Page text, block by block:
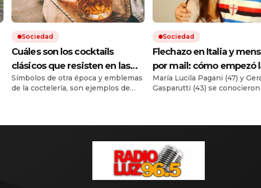
Sociedad
Cuáles son los cocktails
clásicos que resisten en las
barras
Símbolos de otra época y emblemas
de la coctelería, son ejemplos de
Sociedad
Flechazo en Italia y
por mail: cómo empezó
historia de amor entre la
académica y el
María Lucila Pagani (47) y
Gasparutti (43) se
circunstancias de su muerte.